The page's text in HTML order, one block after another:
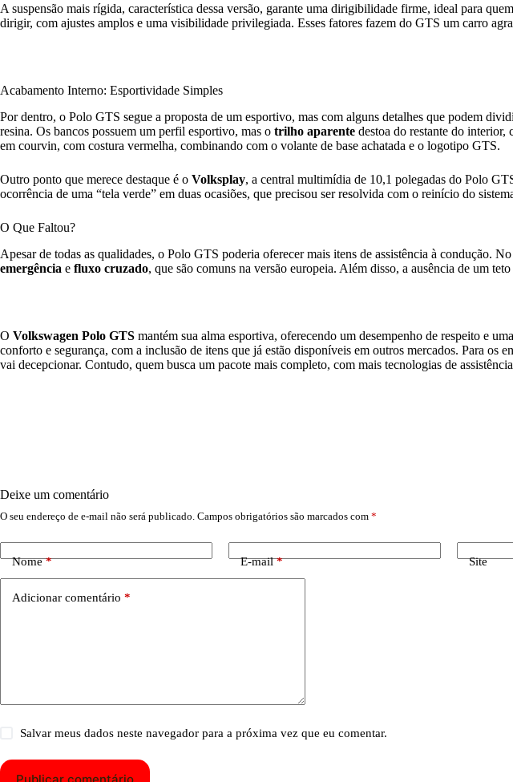
A suspensão mais rígida, característica dessa versão, garante uma dirigibilidade firme, ideal para
dirigir, com ajustes amplos e uma visibilidade privilegiada. Esses fatores fazem do GTS um carro
Acabamento Interno: Esportividade Simples
Por dentro, o Polo GTS segue a proposta de um esportivo, mas com alguns detalhes que podem
resina. Os bancos possuem um perfil esportivo, mas o trilho aparente destoa do restante do interior,
em courvin, com costura vermelha, combinando com o volante de base achatada e o logotipo GTS.
Outro ponto que merece destaque é o Volksplay, a central multimídia de 10,1 polegadas do Polo
ocorrência de uma “tela verde” em duas ocasiões, que precisou ser resolvida com o reinício do
O Que Faltou?
Apesar de todas as qualidades, o Polo GTS poderia oferecer mais itens de assistência à condução.
emergência e fluxo cruzado, que são comuns na versão europeia. Além disso, a ausência de um
O Volkswagen Polo GTS mantém sua alma esportiva, oferecendo um desempenho de respeito e
conforto e segurança, com a inclusão de itens que já estão disponíveis em outros mercados. Para
vai decepcionar. Contudo, quem busca um pacote mais completo, com mais tecnologias de
Deixe um comentário
O seu endereço de e-mail não será publicado. Campos obrigatórios são marcados com *
Nome* E-mail* Site
Adicionar comentário *
Salvar meus dados neste navegador para a próxima vez que eu comentar.